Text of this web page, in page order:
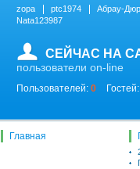
zopa ptc1974 Абрау-
Nata123987
СЕЙЧАС НА
пользователи on-line
Пользователей: 0 Гостей:
Главная